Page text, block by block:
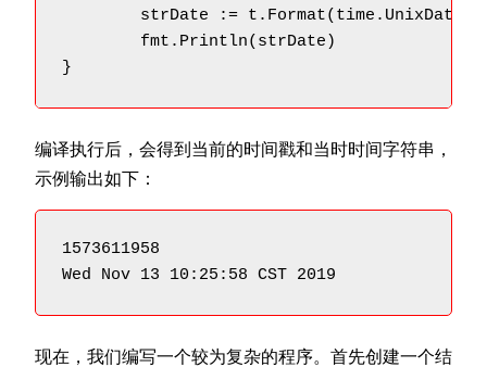
编译执行后，会得到当前的时间戳和当时时间字符串，
示例输出如下：
1573611958
Wed Nov 13 10:25:58 CST 2019
现在，我们编写一个较为复杂的程序。首先创建一个结